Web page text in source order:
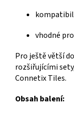
vhodné
Pro ještě větší
rozšiřujícími
Connetix Tiles.
Obsah balení: